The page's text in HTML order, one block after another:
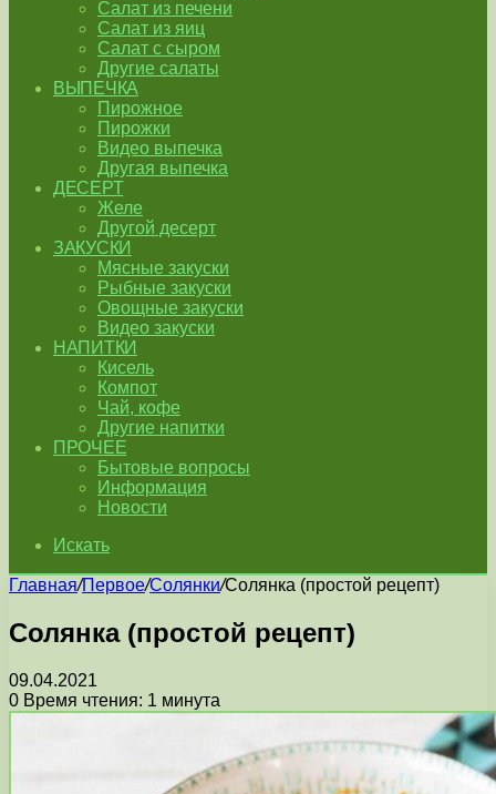
Салат из печени
Салат из яиц
Салат с сыром
Другие салаты
ВЫПЕЧКА
Пирожное
Пирожки
Видео выпечка
Другая выпечка
ДЕСЕРТ
Желе
Другой десерт
ЗАКУСКИ
Мясные закуски
Рыбные закуски
Овощные закуски
Видео закуски
НАПИТКИ
Кисель
Компот
Чай, кофе
Другие напитки
ПРОЧЕЕ
Бытовые вопросы
Информация
Новости
Искать
Главная/Первое/Солянки/Солянка (простой рецепт)
Солянка (простой рецепт)
09.04.2021
0 Время чтения: 1 минута